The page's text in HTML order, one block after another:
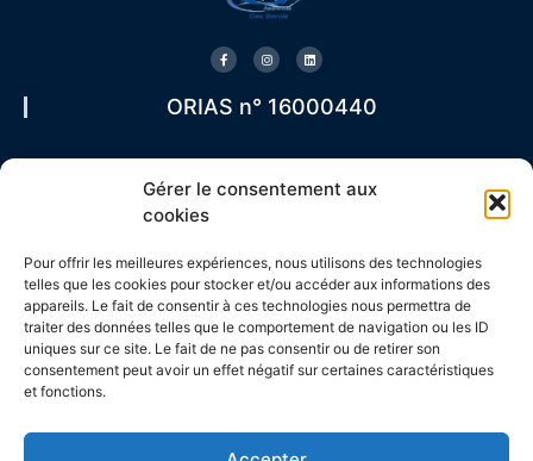
Gérer le consentement aux
cookies
Pour offrir les meilleures expériences, nous utilisons des technologies
telles que les cookies pour stocker et/ou accéder aux informations des
appareils. Le fait de consentir à ces technologies nous permettra de
traiter des données telles que le comportement de navigation ou les ID
uniques sur ce site. Le fait de ne pas consentir ou de retirer son
consentement peut avoir un effet négatif sur certaines caractéristiques
et fonctions.
ORIAS n° 16000440
salariés
Particuliers
Assurance de prêt
A propos
Parrainage
Nous rejoindre
Contact
contact@giea-des-
savoie.fr
175 Rue Emile